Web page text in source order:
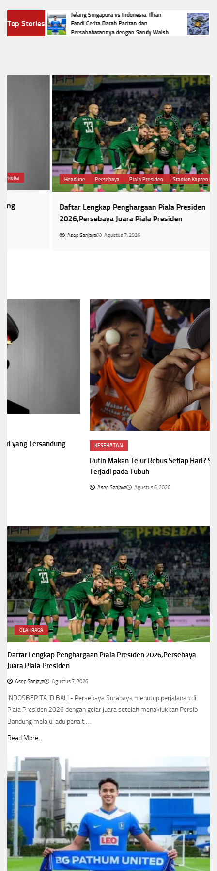
Top Stories
Jelang Singapura vs Indonesia, Ilhan
Fandi Cerita Darah Pacitan dan
Persahabatannya dengan Sandy Walsh
Viral
Persebaya Piala Presiden Stadion Kapten I Wayan Dipta
Daftar Lengkap Penghargaan Piala Presiden
2026,Persebaya Juara Piala Presiden
Agustus 7, 2026
KESEHATAN
Rutin Makan Telur Rebus Setiap Hari? Simak 5 Perubahan yang
OLAHRAGA
Daftar Lengkap Penghargaan Piala Presiden 2026,Persebaya
Juara Piala Presiden
Asep Sanjaya Agustus 7, 2026
INDOSBERITA.ID.BALI - Persebaya Surabaya menutup perjalanan di
Piala Presiden 2026 dengan gelar juara setelah menaklukkan Persib
Bandung melalui adu penalti…
Read More..